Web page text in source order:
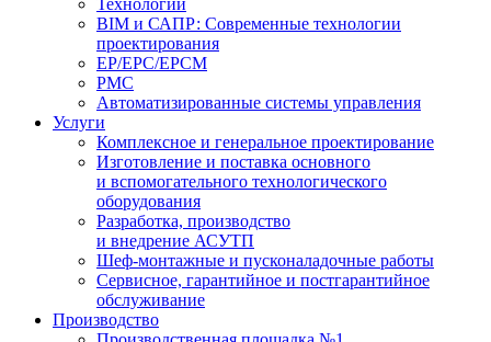
Технологии
BIM и САПР: Современные технологии
проектирования
EP/EPC/EPCM
PMC
Автоматизированные системы управления
Услуги
Комплексное и генеральное проектирование
Изготовление и поставка основного
и вспомогательного технологического
оборудования
Разработка, производство
и внедрение АСУТП
Шеф-монтажные и пусконаладочные работы
Сервисное, гарантийное и постгарантийное
обслуживание
Производство